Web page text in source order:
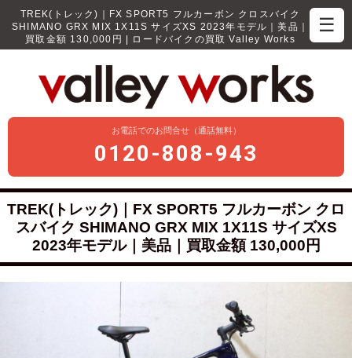
☰
TREK(トレック)｜FX SPORT5 フルカーボン クロスバイク
SHIMANO GRX MIX 1X11S サイズXS 2023年モデル｜美品｜
買取金額 130,000円 | ロードバイクの買取 Valley Works
お電話でのお問合せ（通話無料）
0120-808-943
TREK(トレック)｜FX SPORT5 フルカーボン クロ
スバイク SHIMANO GRX MIX 1X11S サイズXS
2023年モデル｜美品｜買取金額 130,000円